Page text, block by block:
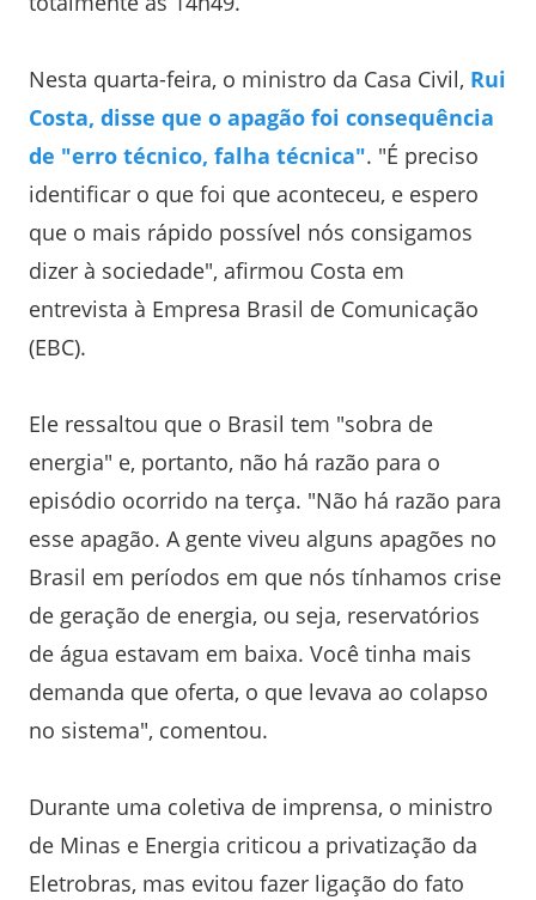
Nesta quarta-feira, o ministro da Casa Civil, Rui
Costa, disse que o apagão foi consequência
de "erro técnico, falha técnica". "É preciso
identificar o que foi que aconteceu, e espero
que o mais rápido possível nós consigamos
dizer à sociedade", afirmou Costa em
entrevista à Empresa Brasil de Comunicação
(EBC).
Ele ressaltou que o Brasil tem "sobra de
energia" e, portanto, não há razão para o
episódio ocorrido na terça. "Não há razão para
esse apagão. A gente viveu alguns apagões no
Brasil em períodos em que nós tínhamos crise
de geração de energia, ou seja, reservatórios
de água estavam em baixa. Você tinha mais
demanda que oferta, o que levava ao colapso
no sistema", comentou.
Durante uma coletiva de imprensa, o ministro
de Minas e Energia criticou a privatização da
Eletrobras, mas evitou fazer ligação do fato